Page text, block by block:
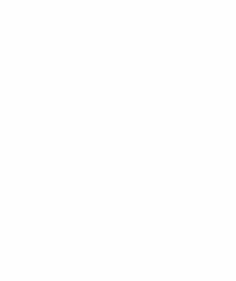
Ontdek wat